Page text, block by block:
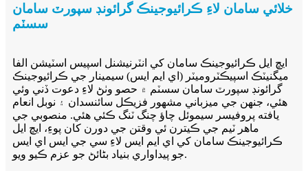
خلائي سامان لاءِ ڪرائيوجينڪ گرائونڊ سپورٽ سامان
سسٽم
ايڇ ايل ڪرائيوجينڪ سامان کي انٽرنيشنل اسپيس اسٽيشن الفا
ميگنيٽڪ اسپيڪٽروميٽر (اي ايم ايس) سيمينار جي ڪرائيوجينڪ
گرائونڊ سپورٽ سامان سسٽم ۾ حصو وٺڻ لاءِ دعوت ڏني وئي
هئي، جنهن جي ميزباني مشهور فزيڪل سائنسدان ۽ نوبل انعام
يافته پروفيسر سيموئل چاؤ چنگ ٽنگ ڪئي هئي. منصوبي جي
ماهر ٽيم جي ڪيترن ئي وقتن جي دورن کان پوءِ، ايڇ ايل
ڪرائيوجينڪ سامان کي اي ايم ايس لاءِ سي جي ايس اي ايس
جو پيداواري بنياد بڻائڻ جو عزم ڪيو ويو.